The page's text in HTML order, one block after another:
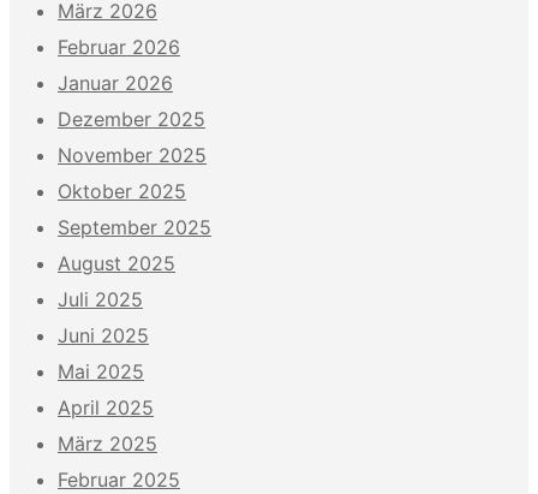
März 2026
Februar 2026
Januar 2026
Dezember 2025
November 2025
Oktober 2025
September 2025
August 2025
Juli 2025
Juni 2025
Mai 2025
April 2025
März 2025
Februar 2025